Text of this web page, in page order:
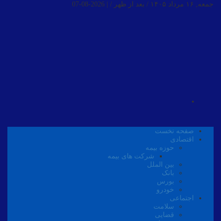
جمعه, ۱۶ مرداد ۱۴۰۵ / بعد از ظهر / 2026-08-07
صفحه نخست
اقتصادی
حوزه بیمه
شرکت های بیمه
بین الملل
بانک
بورس
خودرو
اجتماعی
سلامت
قضایی